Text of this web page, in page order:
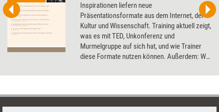
Inspirationen liefern neue
Präsentationsformate aus dem Internet, der
Kultur und Wissenschaft. Training aktuell zeigt,
was es mit TED, Unkonferenz und
Murmelgruppe auf sich hat, und wie Trainer
diese Formate nutzen können. Außerdem: Wie
aufgepeppt werden können.